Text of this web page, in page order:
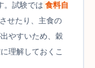
。試験では 食料自
せたり、主食の
やすいため、穀
理解しておくこ